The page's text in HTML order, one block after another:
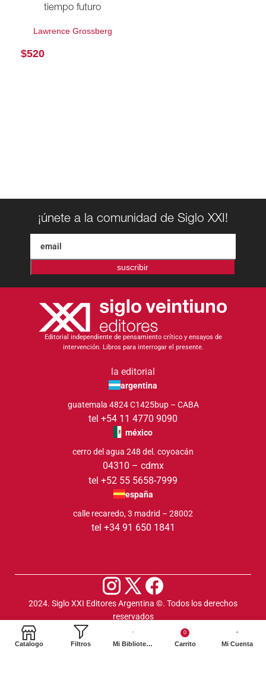
tiempo futuro
Lawrence Grossberg
$520
¡únete a la comunidad de Siglo XXI!
suscribir
Editorial independiente de pensamiento crítico y ensayos de
intervención. Libros para interrogar el presente.
la editorial
argentina
guatemala 4824 C1425bup – CABA
tel +54 11 4770 9090
méxico
cerro del agua 248 del. coyoacán
04310 – cdmx
tel +52 55 5658-7999
españa
calle recaredo, 3 madrid – 28002
tel +34 91 650 1841
2024. Siglo XXI Editores Argentina ©️. Todos los derechos
reservados
Catalogo Filtros Mi Biblioteca
0
Carrito Mi Cuenta